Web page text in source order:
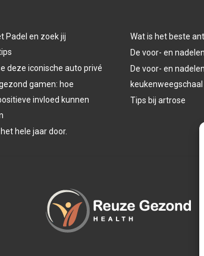
Padel en zoek jij
deze iconische auto privé
gamen: hoe
invloed kunnen
hele jaar door.
Wat is het beste
De voor- en
De voor- en
keukenweegschaal
Tips bij artrose